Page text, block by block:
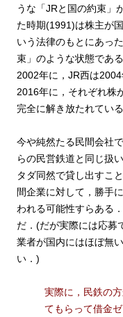
うな「JRと国の約束」
た時期(1991)は株主が
いう法律のもとにあっ
束」のような状態である
2002年に，JR西は
2016年に，それぞれ株
完全に解き放たれている
今や純然たる民間会社
らの民営鉄道と同じ扱
タダ同然で貸し出すこ
間企業に対して，勝手
われる可能性すらある
だ．(だが実際には応募
業者が国内にはほぼ無い
い．)
実際に，民鉄の
てもらって借金